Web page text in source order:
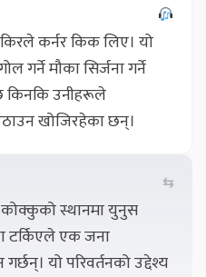
कर्नर किक लिए। यो
गर्ने मौका सिर्जना गर्ने
किनकि उनीहरूले
खोजिरहेका छन्।
⇆
स्थानमा युनुस
एक जना
यो परिवर्तनको उद्देश्य